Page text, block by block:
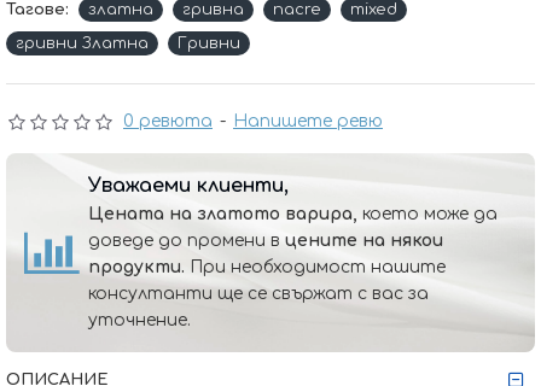
0 ревюта - Напишете ревю
Тагове: златна гривна nacre
mixed
гривни Златна
Гривни
Уважаеми клиенти,
Цената на златото варира, което може да
доведе до промени в цените на някои
продукти. При необходимост нашите
консултанти ще се свържат с вас за
уточнение.
ОПИСАНИЕ